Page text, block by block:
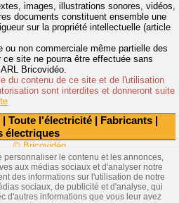
| Toute l'électricité | Fabricants |
électriques
images, illustrations sonores, vidéos,
documents constituent ensemble une
sur la propriété intellectuelle (article
ou non commerciale même partielle des
site ne pourra être effectuée sans
Bricovidéo.
du contenu de ce site et de l'utilisation
sont interdites et donneront suite
© Bricovidéo
personnaliser le contenu et les annonces,
aux médias sociaux et d'analyser notre
des informations sur l'utilisation de notre
sociaux, de publicité et d'analyse, qui
d'autres informations que vous leur avez